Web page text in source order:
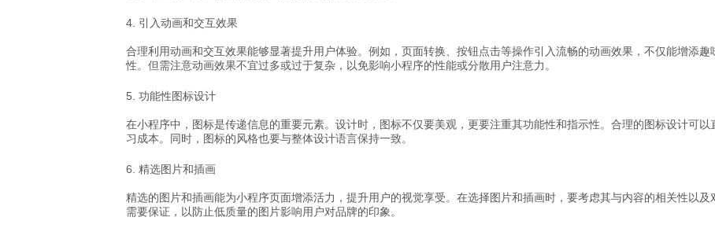
4. 引入动画和交互效果
合理利用动画和交互效果能够显著提升用户体验。例如，页面转换、按钮点击等操作引入流畅的动画效果，不仅能增添
性。但需注意动画效果不宜过多或过于复杂，以免影响小程序的性能或分散用户注意力。
5. 功能性图标设计
在小程序中，图标是传递信息的重要元素。设计时，图标不仅要美观，更要注重其功能性和指示性。合理的图标设计可
习成本。同时，图标的风格也要与整体设计语言保持一致。
6. 精选图片和插画
精选的图片和插画能为小程序页面增添活力，提升用户的视觉享受。在选择图片和插画时，要考虑其与内容的相关性以
需要保证，以防止低质量的图片影响用户对品牌的印象。